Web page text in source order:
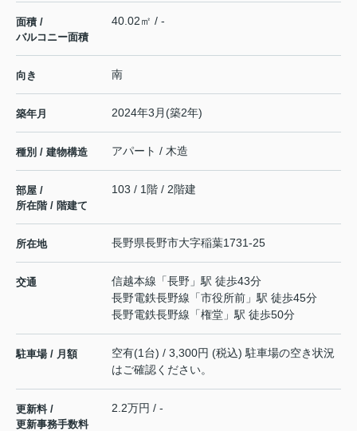
面積 /
バルコニー面積
40.02㎡ / -
向き 南
築年月 2024年3月(築2年)
種別 / 建物構造 アパート / 木造
部屋 /
所在階 / 階建て
103 / 1階 / 2階建
所在地 長野県長野市大字稲葉1731-25
交通 信越本線 「長野 」駅 徒歩43分
長野電鉄長野線 「市役所前 」駅 徒歩45分
長野電鉄長野線 「権堂 」駅 徒歩50分
駐車場 / 月額
空有(1台) / 3,300円 (税込) 駐車場の空き状況
はご確認ください。
更新料 /
更新事務手数料
2.2万円 / -